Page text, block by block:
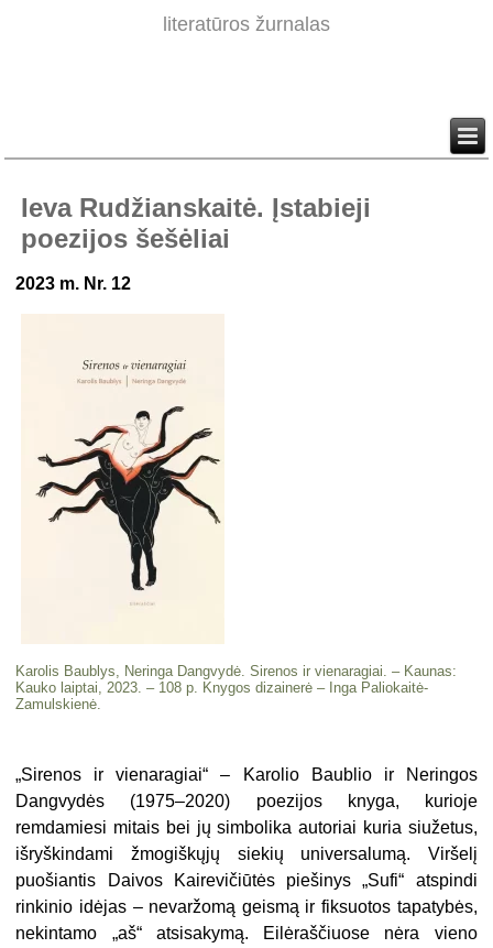
literatūros žurnalas
Ieva Rudžianskaitė. Įstabieji
poezijos šešėliai
2023 m. Nr. 12
Karolis Baublys, Neringa Dangvydė. Sirenos ir vienaragiai. – Kaunas:
Kauko laiptai, 2023. – 108 p. Knygos dizainerė – Inga Paliokaitė-
Zamulskienė.
„Sirenos ir vienaragiai“ – Karolio Baublio ir Neringos
Dangvydės (1975–2020) poezijos knyga, kurioje
remdamiesi mitais bei jų simbolika autoriai kuria siužetus,
išryškindami žmogiškųjų siekių universalumą. Viršelį
puošiantis Daivos Kairevičiūtės piešinys „Sufi“ atspindi
rinkinio idėjas – nevaržomą geismą ir fiksuotos tapatybės,
nekintamo „aš“ atsisakymą. Eilėraščiuose nėra vieno